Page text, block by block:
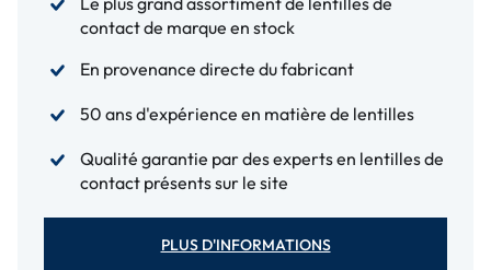
contact de marque en stock
En provenance directe du fabricant
50 ans d'expérience en matière de lentilles
Qualité garantie par des experts en lentilles de
contact présents sur le site
PLUS D'INFORMATIONS